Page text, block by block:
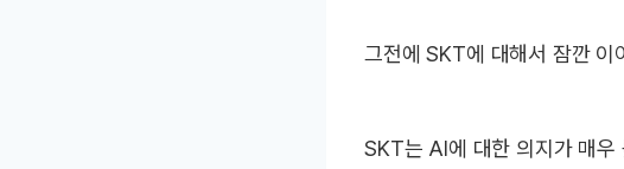
그전에 SKT에 대해서 잠깐 이
SKT는 AI에 대한 의지가 매우